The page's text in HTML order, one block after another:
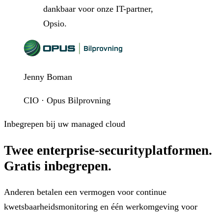
dankbaar voor onze IT-partner,
Opsio.
Jenny Boman
CIO · Opus Bilprovning
Inbegrepen bij uw managed cloud
Twee enterprise-securityplatformen.
Gratis inbegrepen.
Anderen betalen een vermogen voor continue
kwetsbaarheidsmonitoring en één werkomgeving voor